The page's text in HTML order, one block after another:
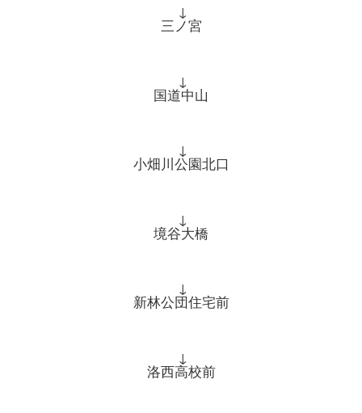
↓
三ノ宮
↓
国道中山
↓
小畑川公園北口
↓
境谷大橋
↓
新林公団住宅前
↓
洛西高校前